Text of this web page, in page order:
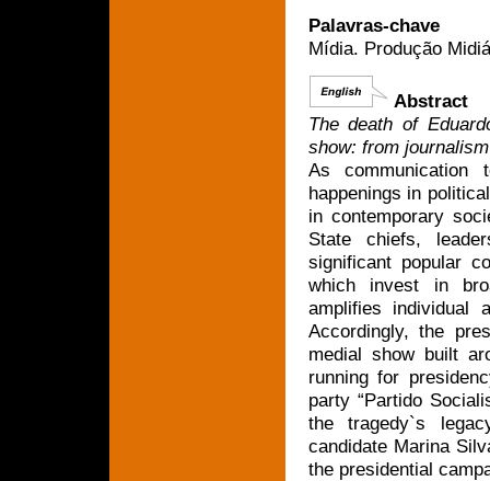
Palavras-chave
Mídia. Produção
Abstract
The death of
show: from
As communication
happenings in
in contemporary
State chiefs,
significant popular
which invest in
amplifies individual
Accordingly, the
medial show built
running for
party “Partido
the tragedy`s
candidate Marina
the presidential